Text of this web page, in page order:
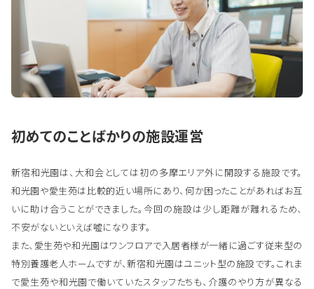
初めてのことばかりの施設運営
新宿和光園は、大和会としては初の多摩エリア外に開設する施設です。
和光園や愛生苑は比較的近い場所にあり、何か困ったことがあればお互
いに助け合うことができました。今回の施設は少し距離が離れるため、
不安がないといえば嘘になります。
また、愛生苑や和光園はワンフロアで入居者様が一緒に過ごす従来型の
特別養護老人ホームですが、新宿和光園はユニット型の施設です。これま
で愛生苑や和光園で働いていたスタッフたちも、介護のやり方が異なる